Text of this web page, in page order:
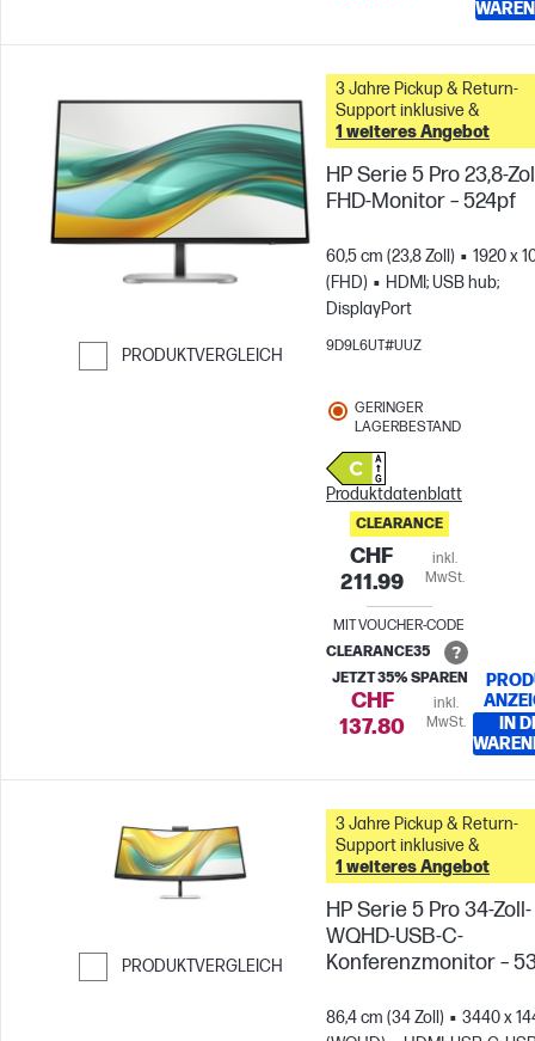
PRODUKTVERGLEICH
3 Jahre Pickup & Return-
Support inklusive &
1 weiteres Angebot
HP Serie 5 Pro 23,8-
FHD-Monitor – 524pf
60,5 cm (23,8 Zoll)
1920 x
(FHD)
HDMI; USB hub;
DisplayPort
9D9L6UT#UUZ
GERINGER
LAGERBESTAND
Produktdatenblatt
CLEARANCE
CHF
211.99
inkl.
MwSt.
MIT VOUCHER-CODE
CLEARANCE35
JETZT 35% SPAREN
CHF
137.80
inkl.
MwSt.
IN
PRODUKTVERGLEICH
3 Jahre Pickup & Return-
Support inklusive &
1 weiteres Angebot
HP Serie 5 Pro 34-Zoll-
WQHD-USB-C-
Konferenzmonitor –
86,4 cm (34 Zoll)
3440 x